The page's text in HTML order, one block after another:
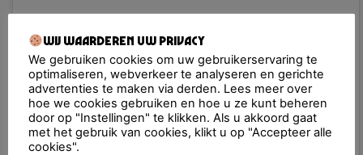
Dit bericht op Instagram bekijken
Wij waarderen uw privacy
We gebruiken cookies om uw gebruikerservaring te
optimaliseren, webverkeer te analyseren en gerichte
advertenties te maken via derden. Lees meer over
hoe we cookies gebruiken en hoe u ze kunt beheren
door op "Instellingen" te klikken. Als u akkoord gaat
met het gebruik van cookies, klikt u op "Accepteer alle
cookies".